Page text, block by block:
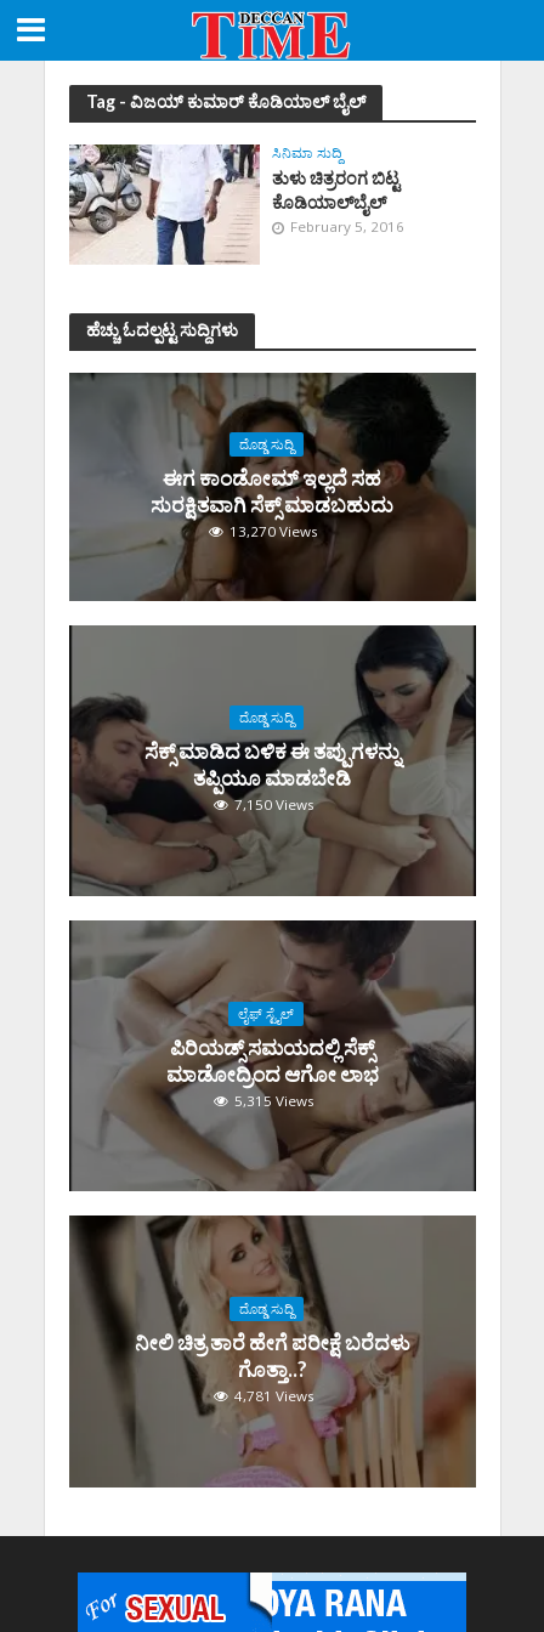
Tag - ವಿಜಯ್ ಕುಮಾರ್ ಕೊಡಿಯಾಲ್ ಬೈಲ್
ಸಿನಿಮಾ ಸುದ್ದಿ
ತುಳು ಚಿತ್ರರಂಗ ಬಿಟ್ಟ
ಕೊಡಿಯಾಲ್‌ಬೈಲ್
February 5, 2016
ಹೆಚ್ಚು ಓದಲ್ಪಟ್ಟ ಸುದ್ದಿಗಳು
ದೊಡ್ಡ ಸುದ್ದಿ
ಈಗ ಕಾಂಡೋಮ್‌ ಇಲ್ಲದೆ ಸಹ
ಸುರಕ್ಷಿತವಾಗಿ ಸೆಕ್ಸ್‌ ಮಾಡಬಹುದು
13,270 Views
ದೊಡ್ಡ ಸುದ್ದಿ
ಸೆಕ್ಸ್‌ ಮಾಡಿದ ಬಳಿಕ ಈ ತಪ್ಪುಗಳನ್ನು
ತಪ್ಪಿಯೂ ಮಾಡಬೇಡಿ
7,150 Views
ಲೈಫ್ ಸ್ಟೈಲ್
ಪಿರಿಯಡ್ಸ್‌ ಸಮಯದಲ್ಲಿ ಸೆಕ್ಸ್‌
ಮಾಡೋದ್ರಿಂದ ಆಗೋ ಲಾಭ
5,315 Views
ದೊಡ್ಡ ಸುದ್ದಿ
ನೀಲಿ ಚಿತ್ರ ತಾರೆ ಹೇಗೆ ಪರೀಕ್ಷೆ ಬರೆದಳು
ಗೊತ್ತಾ..?
4,781 Views